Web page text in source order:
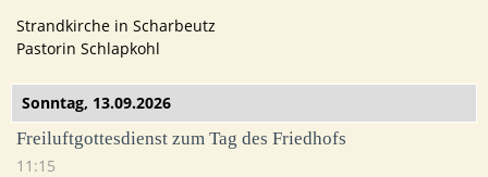
Strandkirche in Scharbeutz
Pastorin Schlapkohl
Sonntag, 13.09.2026
Freiluftgottesdienst zum Tag des Friedhofs
11:15